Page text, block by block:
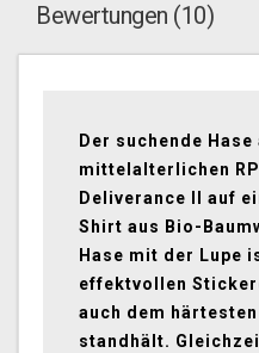
Bewertungen (10)
Der suchende Hase
mittelalterlichen
Deliverance II auf
Shirt aus Bio-
Hase mit der Lupe
effektvollen
auch dem
standhält.